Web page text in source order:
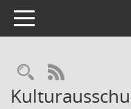
Toggle navigation
RSS-Feed